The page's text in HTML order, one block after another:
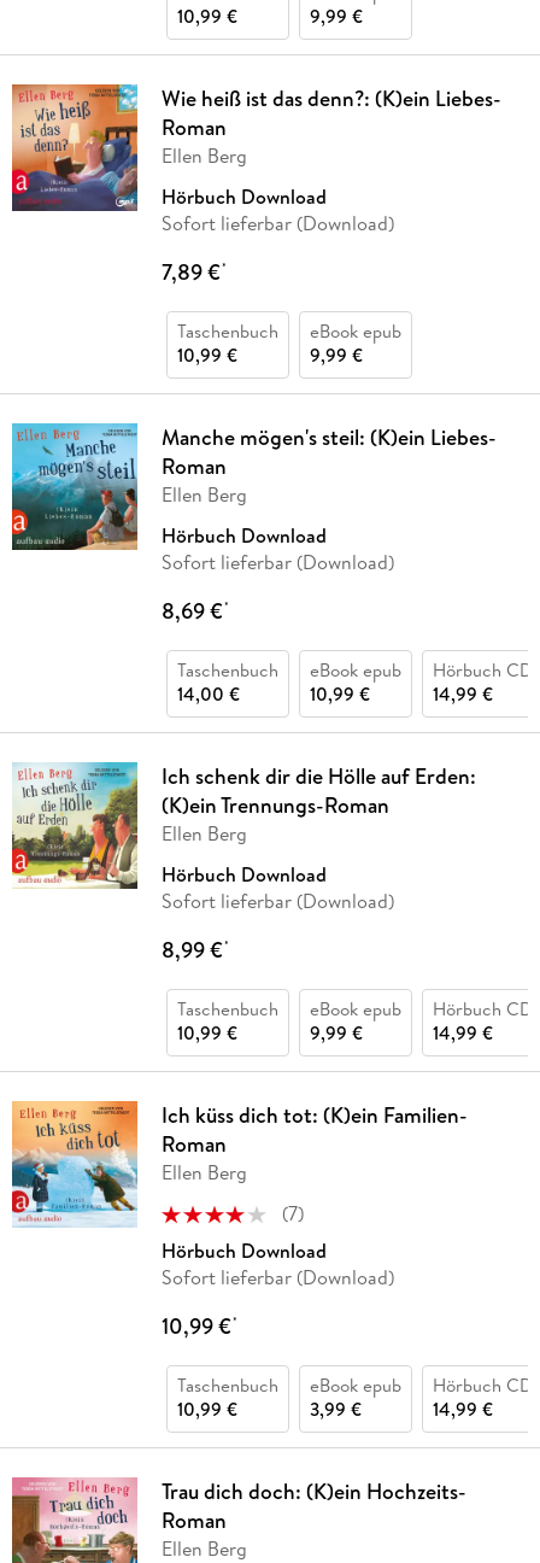
10,99 €
9,99 €
Wie heiß ist das denn?: (K)ein Liebes-
Roman
Ellen Berg
Hörbuch Download
Sofort lieferbar (Download)
7,89 €*
Taschenbuch
10,99 €
eBook epub
9,99 €
Manche mögen's steil: (K)ein Liebes-
Roman
Ellen Berg
Hörbuch Download
Sofort lieferbar (Download)
8,69 €*
Taschenbuch
14,00 €
eBook epub
10,99 €
Hörbuch CD
14,99 €
Ich schenk dir die Hölle auf Erden:
(K)ein Trennungs-Roman
Ellen Berg
Hörbuch Download
Sofort lieferbar (Download)
8,99 €*
Taschenbuch
10,99 €
eBook epub
9,99 €
Hörbuch CD
14,99 €
Ich küss dich tot: (K)ein Familien-
Roman
Ellen Berg
(7)
Hörbuch Download
Sofort lieferbar (Download)
10,99 €*
Taschenbuch
10,99 €
eBook epub
3,99 €
Hörbuch CD
14,99 €
Trau dich doch: (K)ein Hochzeits-
Roman
Ellen Berg